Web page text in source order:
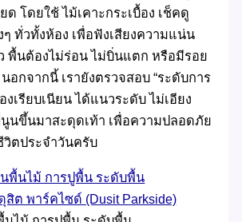
ด โดยใช้ ไม้เคาะกระเบื้อง เช็คดู
ๆ ทั่วทั้งห้อง เพื่อฟังเสียงความแน่น
พื้นต้องไม่ร่อน ไม่บิ่นแตก หรือมีรอย
อกจากนี้ เรายังตรวจสอบ “ระดับการ
งเรียบเนียน ได้แนวระดับ ไม่เอียง
นขึ้นมาสะดุดเท้า เพื่อความปลอดภัย
วิตประจำวันครับ